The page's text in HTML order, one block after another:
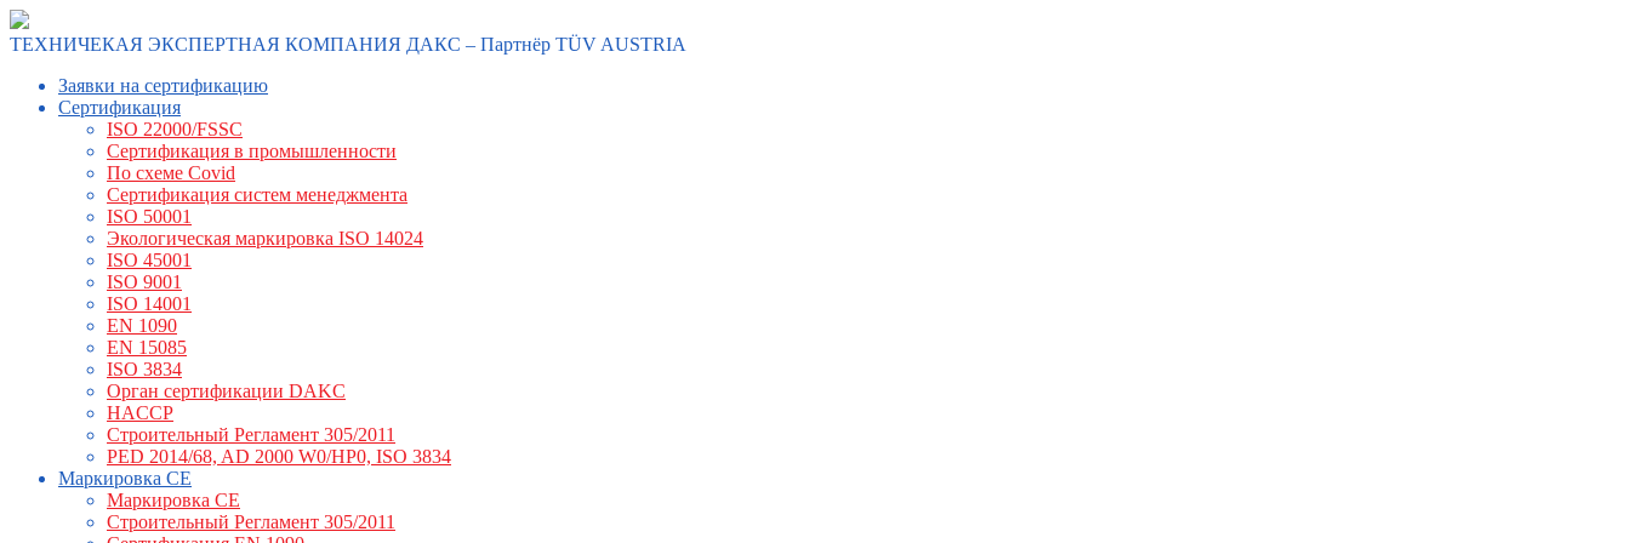
ТЕХНИЧЕКАЯ ЭКСПЕРТНАЯ КОМПАНИЯ ДАКС – Партнёр TÜV AUSTRIA
Заявки на сертификацию
Сертификация
ISO 22000/FSSC
Сертификация в промышленности
По схеме Covid
Сертификация систем менеджмента
ISO 50001
Экологическая маркировка ISO 14024
ISO 45001
ISO 9001
ISO 14001
EN 1090
EN 15085
ISO 3834
Орган сертификации DAKC
HACCP
Строительный Регламент 305/2011
PED 2014/68, AD 2000 W0/HP0, ISO 3834
Маркировка СЕ
Маркировка СЕ
Строительный Регламент 305/2011